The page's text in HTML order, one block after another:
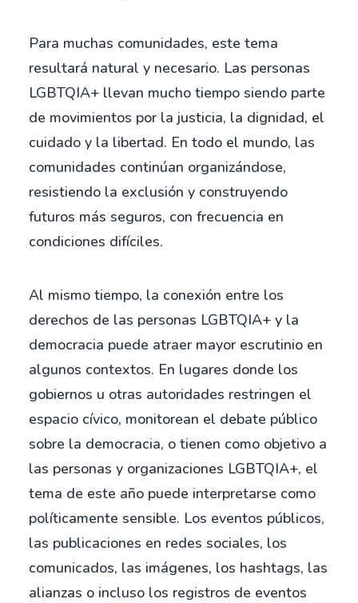
Para muchas comunidades, este tema
resultará natural y necesario. Las personas
LGBTQIA+ llevan mucho tiempo siendo parte
de movimientos por la justicia, la dignidad, el
cuidado y la libertad. En todo el mundo, las
comunidades continúan organizándose,
resistiendo la exclusión y construyendo
futuros más seguros, con frecuencia en
condiciones difíciles.
Al mismo tiempo, la conexión entre los
derechos de las personas LGBTQIA+ y la
democracia puede atraer mayor escrutinio en
algunos contextos. En lugares donde los
gobiernos u otras autoridades restringen el
espacio cívico, monitorean el debate público
sobre la democracia, o tienen como objetivo a
las personas y organizaciones LGBTQIA+, el
tema de este año puede interpretarse como
políticamente sensible. Los eventos públicos,
las publicaciones en redes sociales, los
comunicados, las imágenes, los hashtags, las
alianzas o incluso los registros de eventos